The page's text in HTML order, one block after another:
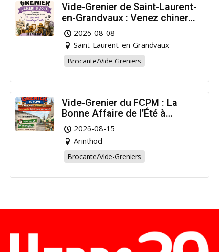
Vide-Grenier de Saint-Laurent-
en-Grandvaux : Venez chiner
pour la bonne cause !
2026-08-08
Saint-Laurent-en-Grandvaux
Brocante/Vide-Greniers
Vide-Grenier du FCPM : La
Bonne Affaire de l’Été à
Arinthod !
2026-08-15
Arinthod
Brocante/Vide-Greniers